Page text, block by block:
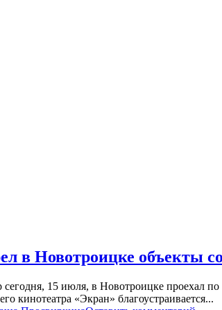
в Новотроицке объекты
сегодня, 15 июля, в Новотроицке проехал
кинотеатра «Экран» благоустраивается...